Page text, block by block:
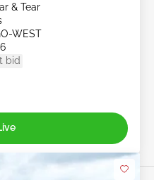
& Tear
WEST
bid